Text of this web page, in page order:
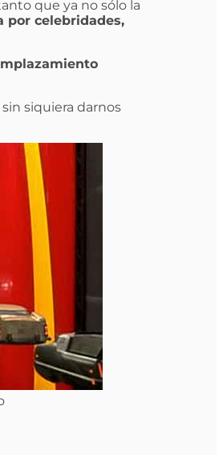
que ya no sólo la
por celebridades,
siquiera darnos